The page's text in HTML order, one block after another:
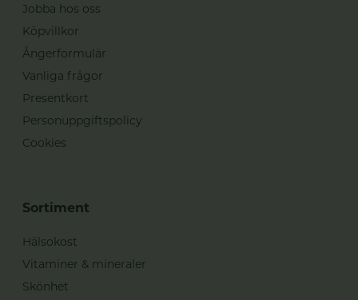
Jobba hos oss
Köpvillkor
Ångerformulär
Vanliga frågor
Presentkort
Personuppgiftspolicy
Cookies
Sortiment
Hälsokost
Vitaminer & mineraler
Skönhet